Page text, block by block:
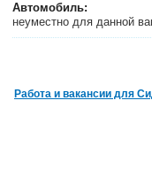
Автомобиль:
неуместно для данной
Работа и вакансии для